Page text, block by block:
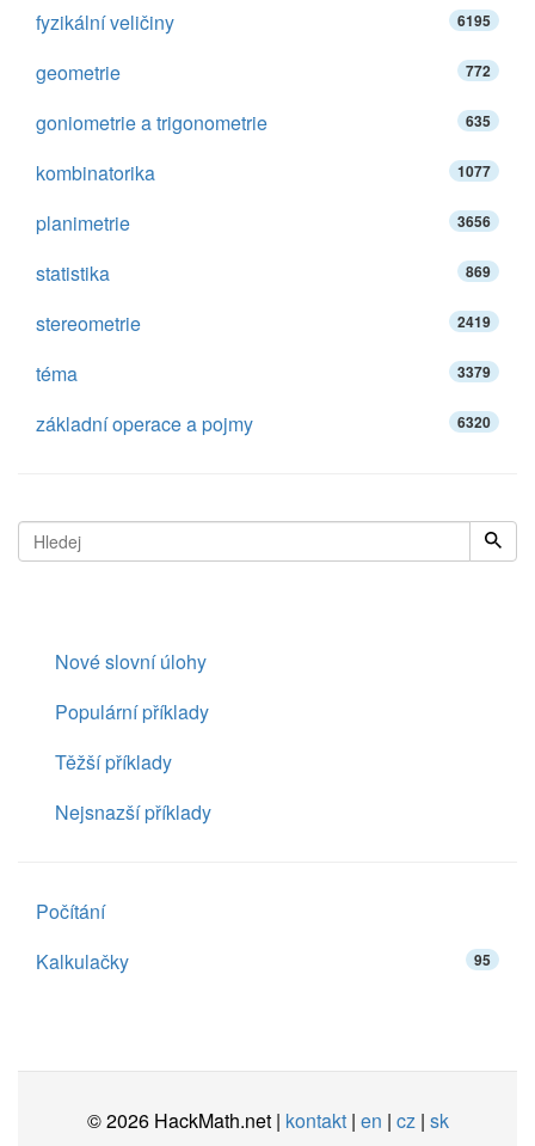
fyzikální veličiny 6195
geometrie 772
goniometrie a trigonometrie 635
kombinatorika 1077
planimetrie 3656
statistika 869
stereometrie 2419
téma 3379
základní operace a pojmy 6320
Nové slovní úlohy
Populární příklady
Těžší příklady
Nejsnazší příklady
Počítání
Kalkulačky
95
© 2026 HackMath.net | kontakt| en | cz| sk